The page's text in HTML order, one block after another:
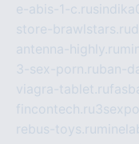
e-abis-1-c.ru
store-brawlstars.ru
antenna-highly.ru
3-sex-porn.ruban-
viagra-tablet.ru
fincontech.ru
rebus-toys.ru